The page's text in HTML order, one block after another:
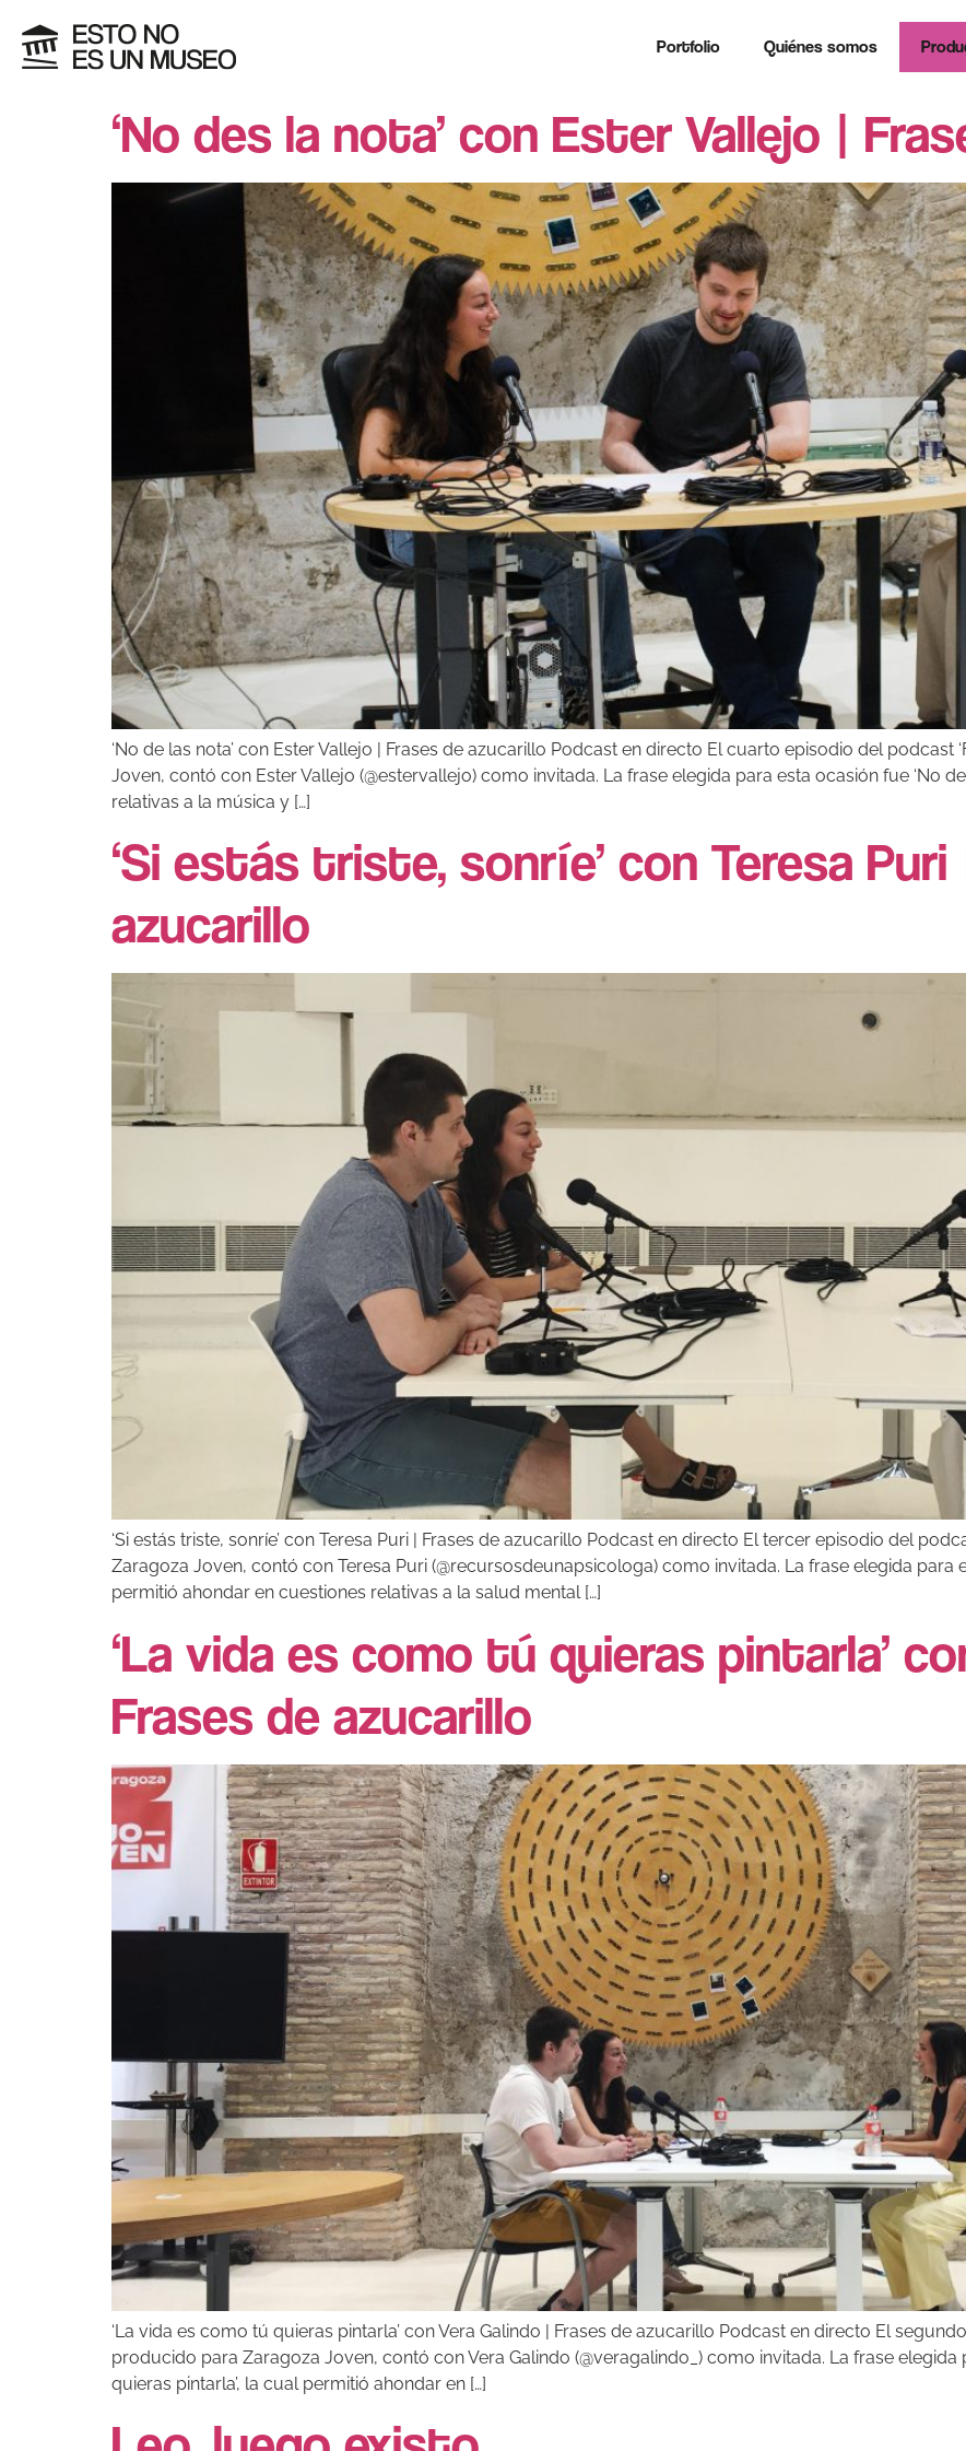
Portfolio Quiénes somos
‘No des la nota’ con Ester Vallejo |
‘No de las nota’ con Ester Vallejo | Frases de azucarillo Podcast en directo El cuarto episodio del podcast
Joven, contó con Ester Vallejo (@estervallejo) como invitada. La frase elegida para esta ocasión fue ‘No
relativas a la música y […]
‘Si estás triste, sonríe’ con Teresa
azucarillo
‘Si estás triste, sonríe’ con Teresa Puri | Frases de azucarillo Podcast en directo El tercer episodio del
Zaragoza Joven, contó con Teresa Puri (@recursosdeunapsicologa) como invitada. La frase elegida para
permitió ahondar en cuestiones relativas a la salud mental […]
‘La vida es como tú quieras pintarla’
Frases de azucarillo
‘La vida es como tú quieras pintarla’ con Vera Galindo | Frases de azucarillo Podcast en directo El
producido para Zaragoza Joven, contó con Vera Galindo (@veragalindo_) como invitada. La frase elegida
quieras pintarla’, la cual permitió ahondar en […]